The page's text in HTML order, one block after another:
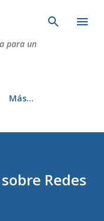
para un
Más…
Redes